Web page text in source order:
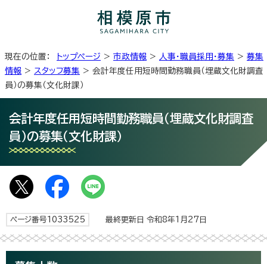
現在の位置： トップページ > 市政情報 > 人事・職員採用・募集 > 募集
情報 > スタッフ募集 > 会計年度任用短時間勤務職員（埋蔵文化財調査
員）の募集（文化財課）
会計年度任用短時間勤務職員（埋蔵文化財調査
員）の募集（文化財課）
ページ番号1033525 最終更新日 令和8年1月27日